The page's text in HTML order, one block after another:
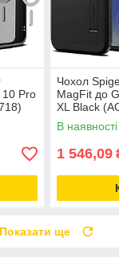
10 Pro
Чохол
MagFit до
XL Black
В наявності
1 546,09
Показати ще